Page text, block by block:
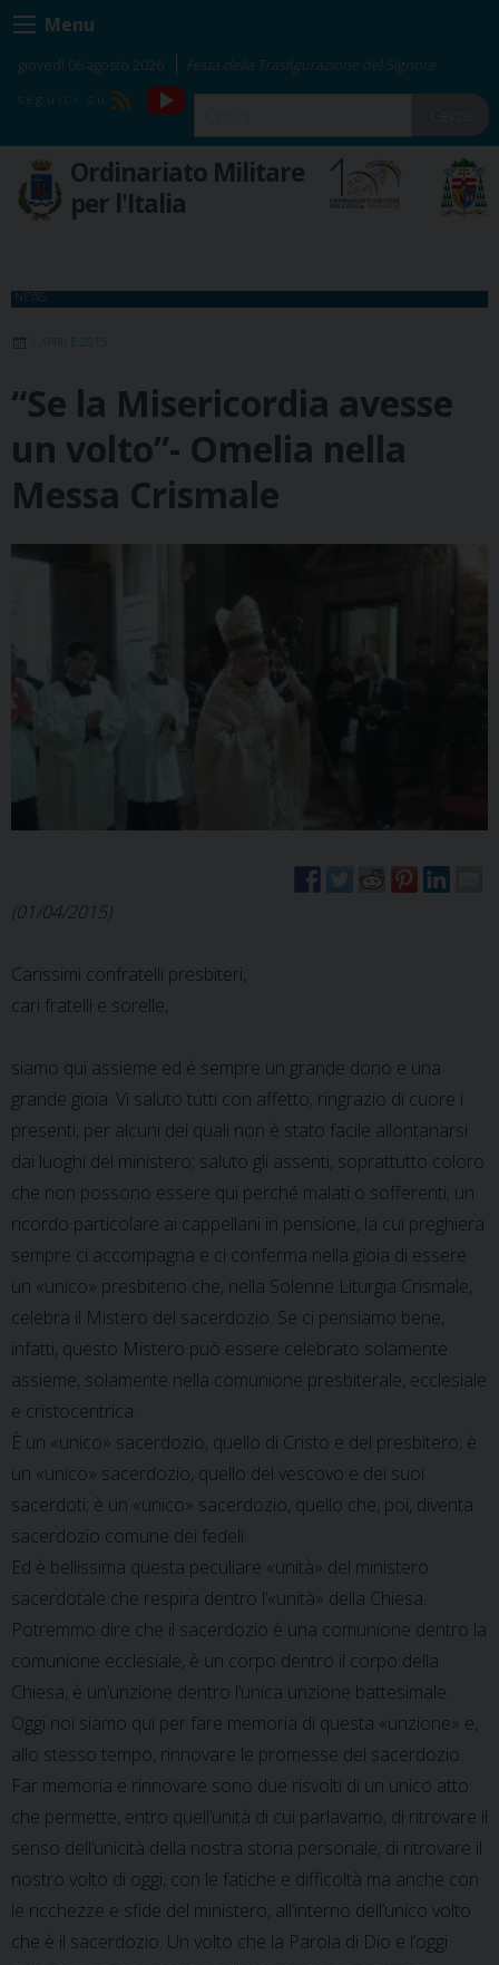
Skip
to
content
Menu
giovedì 06 agosto 2026 Festa della Trasfigurazione del Signore
RSS
YouTube
Ordinariato Militare
per l'Italia
NEWS
1 APRILE 2015
“Se la Misericordia avesse
un volto”- Omelia nella
Messa Crismale
(01/04/2015)
Carissimi confratelli presbiteri,
cari fratelli e sorelle,
siamo qui assieme ed è sempre un grande dono e una
grande gioia. Vi saluto tutti con affetto; ringrazio di cuore i
presenti, per alcuni dei quali non è stato facile allontanarsi
dai luoghi del ministero; saluto gli assenti, soprattutto coloro
che non possono essere qui perché malati o sofferenti; un
ricordo particolare ai cappellani in pensione, la cui preghiera
sempre ci accompagna e ci conferma nella gioia di essere
un «unico» presbiterio che, nella Solenne Liturgia Crismale,
celebra il Mistero del sacerdozio. Se ci pensiamo bene,
infatti, questo Mistero può essere celebrato solamente
assieme, solamente nella comunione presbiterale, ecclesiale
e cristocentrica.
È un «unico» sacerdozio, quello di Cristo e del presbitero; è
un «unico» sacerdozio, quello del vescovo e dei suoi
sacerdoti; è un «unico» sacerdozio, quello che, poi, diventa
sacerdozio comune dei fedeli.
Ed è bellissima questa peculiare «unità» del ministero
sacerdotale che respira dentro l’«unità» della Chiesa.
Potremmo dire che il sacerdozio è una comunione dentro la
comunione ecclesiale, è un corpo dentro il corpo della
Chiesa, è un’unzione dentro l’unica unzione battesimale.
Oggi noi siamo qui per fare memoria di questa «unzione» e,
allo stesso tempo, rinnovare le promesse del sacerdozio.
Far memoria e rinnovare sono due risvolti di un unico atto
che permette, entro quell’unità di cui parlavamo, di ritrovare il
senso dell’unicità della nostra storia personale; di ritrovare il
nostro volto di oggi, con le fatiche e difficoltà ma anche con
le ricchezze e sfide del ministero, all’interno dell’unico volto
che è il sacerdozio. Un volto che la Parola di Dio e l’oggi